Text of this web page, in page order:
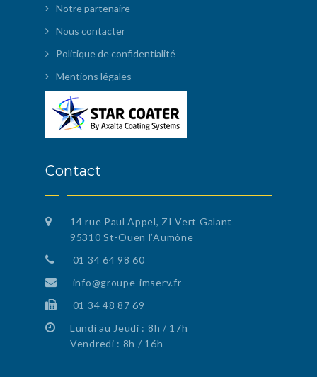
Notre partenaire
Nous contacter
Politique de confidentialité
Mentions légales
Contact
14 rue Paul Appel, ZI Vert Galant
95310 St-Ouen l’Aumône
01 34 64 98 60
info@groupe-imserv.fr
01 34 48 87 69
Lundi au Jeudi : 8h / 17h
Vendredi : 8h / 16h